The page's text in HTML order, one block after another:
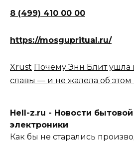
8 (499) 410 00 00
https://mosgupritual.ru/
Xrust Почему Энн Блит ушла
славы — и не жалела об
Hell-z.ru - Новости
электроники
Как бы не старались